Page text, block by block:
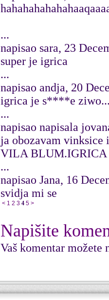
...
napisao sara, 23
super je igrica
...
napisao andja, 20
igrica je s****e
...
napisao napisala
ja obozavam
VILA
...
napisao Jana, 16
svidja mi se
< 1 2 3 4 5 >
Napišite
Vaš komentar možete